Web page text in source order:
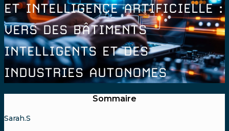
ET INTELLIGENCE ARTIFICIELLE :
VERS DES BÂTIMENTS
INTELLIGENTS ET DES
INDUSTRIES AUTONOMES
Sommaire
Sarah.S